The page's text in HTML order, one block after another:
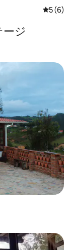
レビュー
5 (6)
ジ